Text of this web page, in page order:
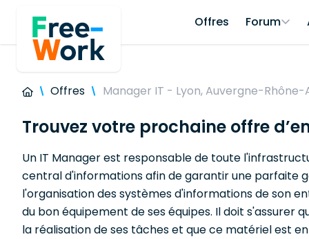
Offres Forum
Offres Manager IT - Lyon, Auvergne-Rhône-
Trouvez votre prochaine offre
Un IT Manager est responsable de toute
central d'informations afin de garantir une parfaite
l'organisation des systèmes d'informations de son
du bon équipement de ses équipes. Il doit s'assurer
la réalisation de ses tâches et que ce matériel est